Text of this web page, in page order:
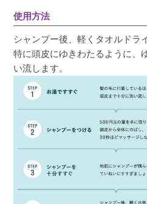
使用方法
シャンプー後、軽くタオルドラ
特に頭皮にゆきわたるように、
い流します。